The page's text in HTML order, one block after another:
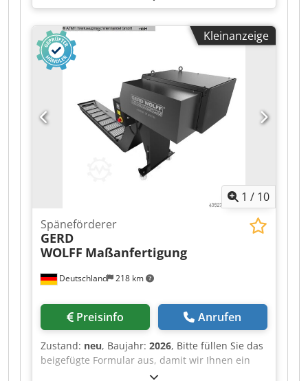
Kleinanzeige
1 / 10
Deutschland 218 km
Späneförderer
GERD
WOLFF Maßanfertigung
Preisinfo Anrufen
Zustand: neu, Baujahr: 2026, Bitte füllen Sie das
beigefügte Formular aus, damit wir Ihnen ein
passendes Angebot unterbreiten können. Sollten